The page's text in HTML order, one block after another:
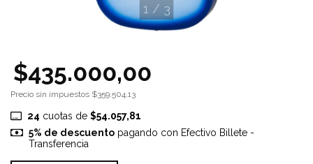
1 / 3
$435.000,00
Precio sin impuestos $359.504,13
24 cuotas de $54.057,81
5% de descuentopagando con Efectivo Billete -
Transferencia